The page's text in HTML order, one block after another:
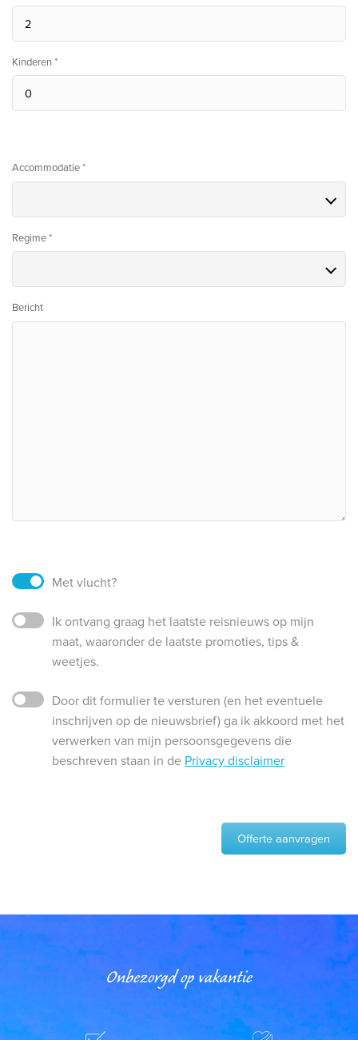
Kinderen *
Accommodatie *
Regime *
Bericht
Met vlucht?
Ik ontvang graag het laatste reisnieuws op mijn
maat, waaronder de laatste promoties, tips &
weetjes.
Door dit formulier te versturen (en het eventuele
inschrijven op de nieuwsbrief) ga ik akkoord met het
verwerken van mijn persoonsgegevens die
beschreven staan in de Privacy disclaimer
Offerte aanvragen
Onbezorgd op vakantie